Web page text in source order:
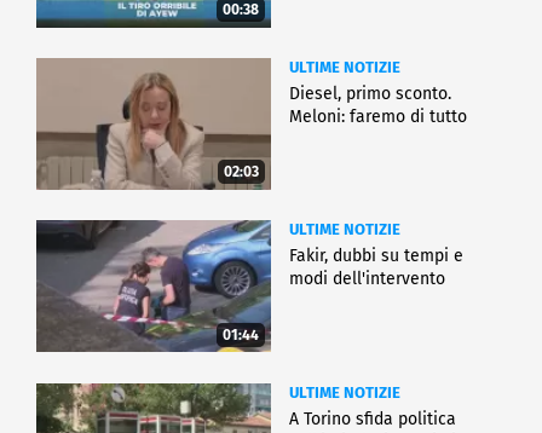
00:38
02:03
ULTIME NOTIZIE
Diesel, primo sconto.
Meloni: faremo di tutto
01:44
ULTIME NOTIZIE
Fakir, dubbi su tempi e
modi dell'intervento
ULTIME NOTIZIE
A Torino sfida politica